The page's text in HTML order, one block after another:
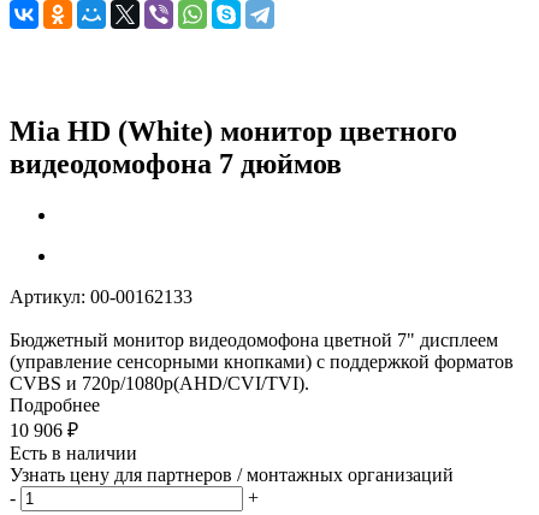
Mia HD (White) монитор цветного
видеодомофона 7 дюймов
Артикул: 00-00162133
Бюджетный монитор видеодомофона цветной 7" дисплеем
(управление сенсорными кнопками) с поддержкой форматов
CVBS и 720p/1080p(AHD/CVI/TVI).
Подробнее
10 906 ₽
Есть в наличии
Узнать цену для партнеров / монтажных организаций
-
+